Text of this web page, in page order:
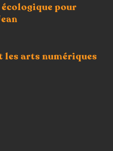
pour
les arts numériques